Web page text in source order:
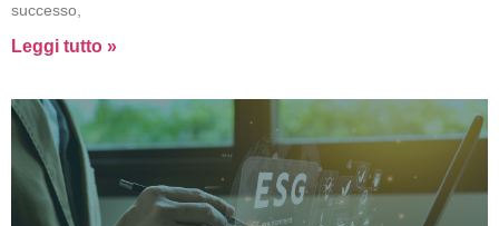
successo,
Leggi tutto »